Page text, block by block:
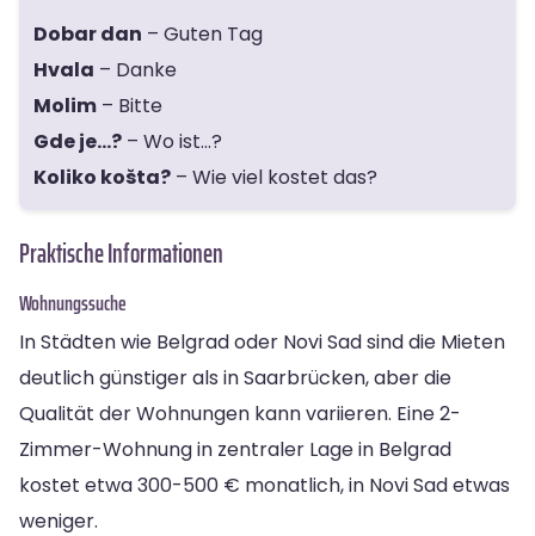
Dobar dan – Guten Tag
Hvala – Danke
Molim – Bitte
Gde je…? – Wo ist…?
Koliko košta? – Wie viel kostet das?
Praktische Informationen
Wohnungssuche
In Städten wie Belgrad oder Novi Sad sind die Mieten
deutlich günstiger als in Saarbrücken, aber die
Qualität der Wohnungen kann variieren. Eine 2-
Zimmer-Wohnung in zentraler Lage in Belgrad
kostet etwa 300-500 € monatlich, in Novi Sad etwas
weniger.